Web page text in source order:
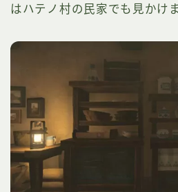
はハテノ村の民家でも見かけ